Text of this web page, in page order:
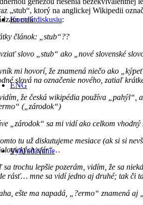
Kontakt
ENG
Vyhľadávanie
„stub“, ktorý na anglickej Wikipedii
celúdiskusiu:
článok: „stub“??
slovo „stub“ ako „nové slovenské
mi hovorí, že znamená niečo ako
slová na označenie nového, zatiaľ
že česká wikipédia používa „pahýl“,
(„zárodok“)
„zárodok“ sa mi vidí ako celkom vhodný
tu už diskutujeme mesiace (ak si si
sfér“…
sa trochu lepšie pozerám, vidím, že sa
rásť… mne sa vidí jedno aj druhé; tak či
ešte ma napadá, „?ermo“ znamená aj